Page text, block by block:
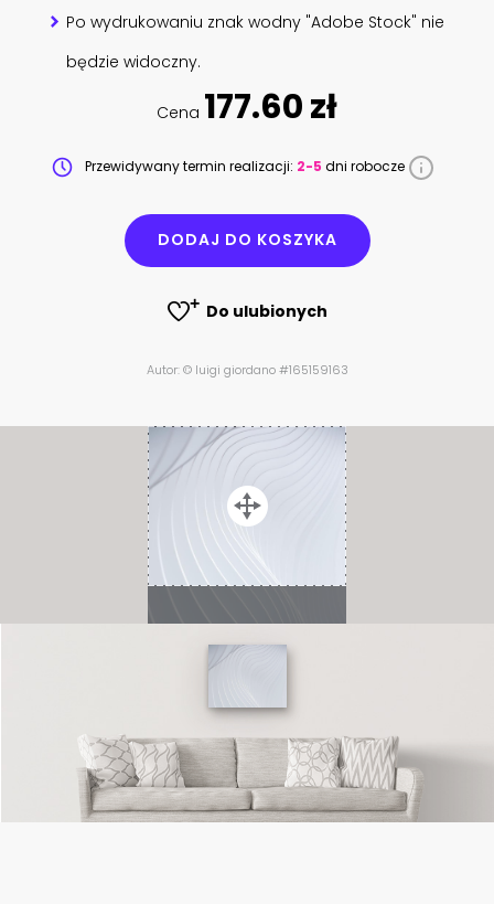
Po wydrukowaniu znak wodny "Adobe Stock" nie
będzie widoczny.
Cena 177.60 zł
Przewidywany termin realizacji: 2-5 dni robocze
DODAJ DO KOSZYKA
Do ulubionych
Autor: © luigi giordano #165159163